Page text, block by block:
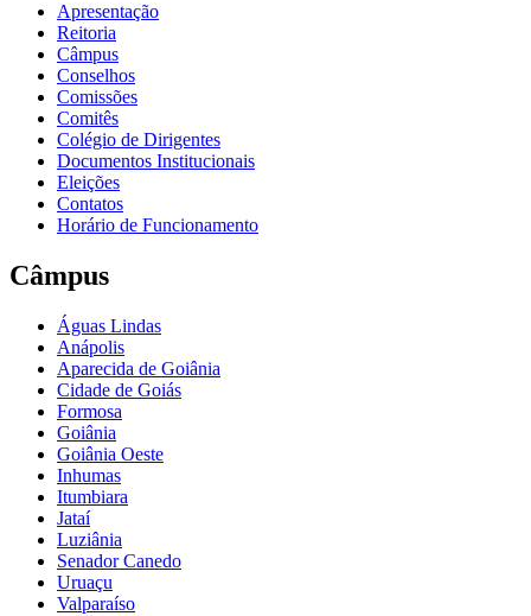
Apresentação
Reitoria
Câmpus
Conselhos
Comissões
Comitês
Colégio de Dirigentes
Documentos Institucionais
Eleições
Contatos
Horário de Funcionamento
Câmpus
Águas Lindas
Anápolis
Aparecida de Goiânia
Cidade de Goiás
Formosa
Goiânia
Goiânia Oeste
Inhumas
Itumbiara
Jataí
Luziânia
Senador Canedo
Uruaçu
Valparaíso